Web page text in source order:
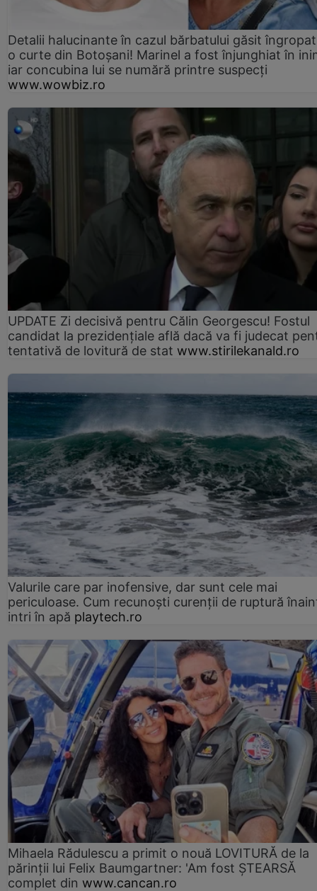
Detalii halucinante în cazul bărbatului găsit
o curte din Botoșani! Marinel a fost înjunghiat în
iar concubina lui se numără printre suspecți
www.wowbiz.ro
UPDATE Zi decisivă pentru Călin Georgescu! Fostul
candidat la prezidențiale află dacă va fi judecat
tentativă de lovitură de stat www.stirilekanald.ro
Valurile care par inofensive, dar sunt cele mai
periculoase. Cum recunoști curenții de ruptură
intri în apă playtech.ro
Mihaela Rădulescu a primit o nouă LOVITURĂ de la
părinții lui Felix Baumgartner: 'Am fost ȘTEARSĂ
complet din www.cancan.ro